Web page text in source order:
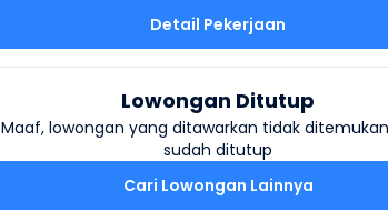
Detail Pekerjaan
Lowongan Ditutup
Maaf, lowongan yang ditawarkan tidak
sudah ditutup
Cari Lowongan Lainnya